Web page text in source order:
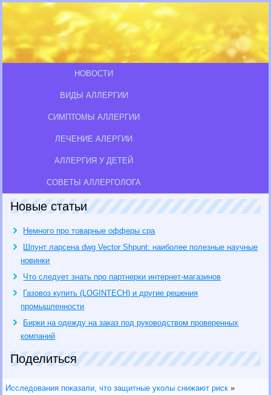
НОВОСТИ
ВИДЫ АЛЛЕРГИИ
СИМПТОМЫ АЛЛЕРГИИ
ЛЕЧЕНИЕ АЛЕРГИИ
АЛЛЕРГИЯ У ДЕТЕЙ
СОВЕТЫ АЛЛЕРГОЛОГА
Новые статьи
Немного про товарные офферы cpa
Шпунт ларсена dwg Vector Shpunt: наиболее полезные научные
новинки
Что следует знать про партнерки интернет-магазинов
Газовоз купить (LOGINTECH) и другие решения
промышленности
Бирки на одежду на заказ под руководством проверенных
компаний
Поделиться
Исследования показали, что защитные уколы снижают риск »